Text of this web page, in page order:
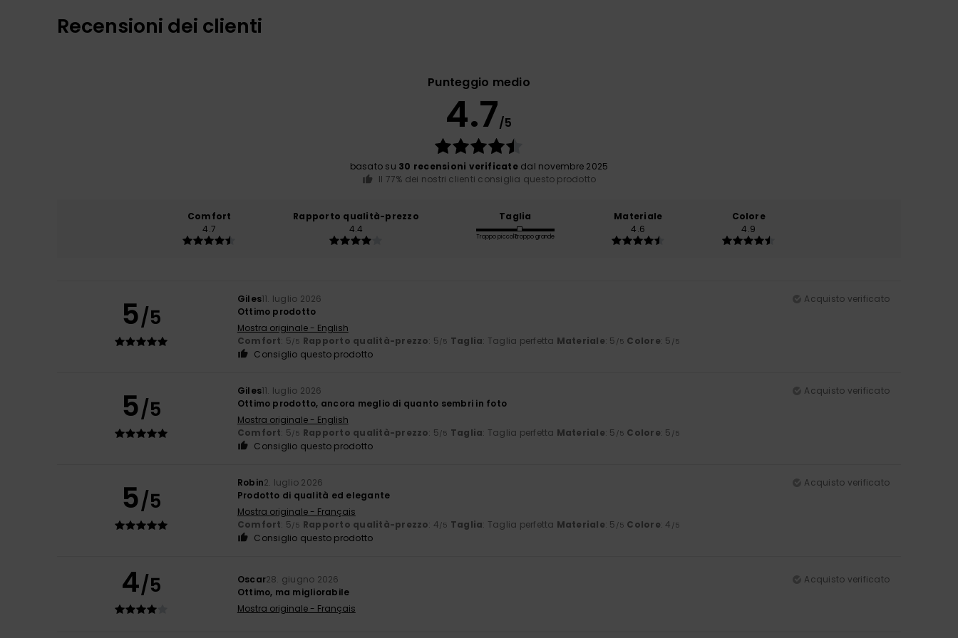
Recensioni dei clienti
Punteggio medio
4.7/5
basato su 30 recensioni verificatedal novembre 2025
Il 77% dei nostri clienti consiglia questo prodotto
Comfort
4.7
Rapporto qualità-prezzo
4.4
Taglia
Troppo piccoloTroppo grande
Materiale
4.6
Colore
4.9
5/5
Giles11. luglio 2026
Acquisto verificato
Ottimo prodotto
Mostra originale - English
Comfort: 5/5 Rapporto qualità-prezzo: 5/5 Taglia: Taglia perfetta Materiale: 5 /5 Colore: 5 /5
Consiglio questo prodotto
5/5
Giles11. luglio 2026
Acquisto verificato
Ottimo prodotto, ancora meglio di quanto sembri in foto
Mostra originale - English
Comfort: 5/5 Rapporto qualità-prezzo: 5/5 Taglia: Taglia perfetta Materiale: 5 /5 Colore: 5 /5
Consiglio questo prodotto
5/5
Robin2. luglio 2026
Acquisto verificato
Prodotto di qualità ed elegante
Mostra originale - Français
Comfort: 5/5 Rapporto qualità-prezzo: 4/5 Taglia: Taglia perfetta Materiale: 5 /5 Colore: 4 /5
Consiglio questo prodotto
4/5 Oscar28. giugno 2026
Acquisto verificato
Ottimo, ma migliorabile
Mostra originale - Français